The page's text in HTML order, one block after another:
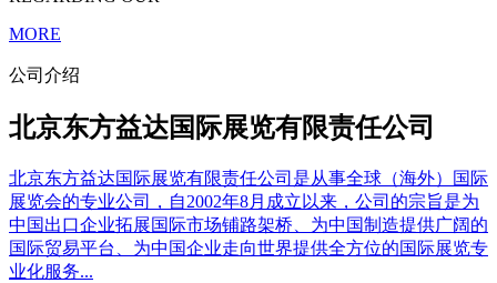
MORE
公司介绍
北京东方益达国际展览有限责任公司
北京东方益达国际展览有限责任公司是从事全球（海外）国际
展览会的专业公司，自2002年8月成立以来，公司的宗旨是为
中国出口企业拓展国际市场铺路架桥、为中国制造提供广阔的
国际贸易平台、为中国企业走向世界提供全方位的国际展览专
业化服务...